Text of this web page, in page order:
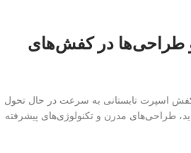
و طراحی‌ها در کفش‌های
اسپرت تابستانی به سرعت در حال تحول
طراحی‌های مدرن و تکنولوژی‌های پیشرفته